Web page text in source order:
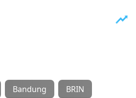
Bandung BRIN